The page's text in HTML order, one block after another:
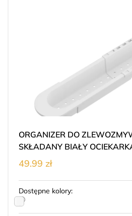
ORGANIZER DO
SKŁADANY BIAŁY
49.99 zł
Dostępne kolory: